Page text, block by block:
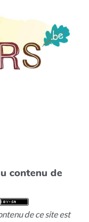
contenu de
de ce site est